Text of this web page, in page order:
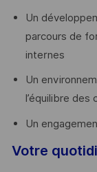
Un
parcours de
internes
Un
l’équilibre des
Un
Votre